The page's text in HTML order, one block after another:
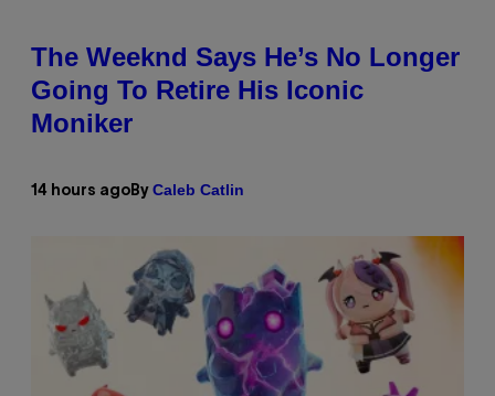
The Weeknd Says He’s No Longer
Going To Retire His Iconic
Moniker
14 hours ago By Caleb Catlin